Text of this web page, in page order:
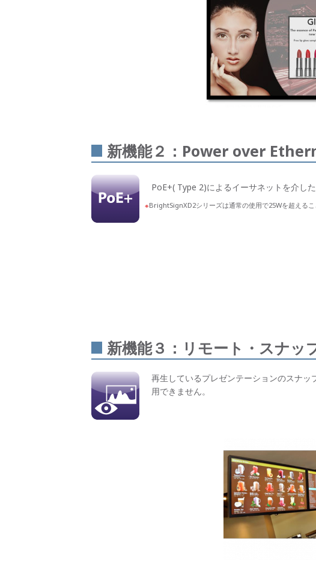
新機能２：Power over
PoE+( Type 2)によるイーサネットを介し
BrightSignXD2シリーズは通常の使用で25Wを超えるこ
新機能３：リモート・スナッ
再生しているプレゼンテーションのスナ
用できません。